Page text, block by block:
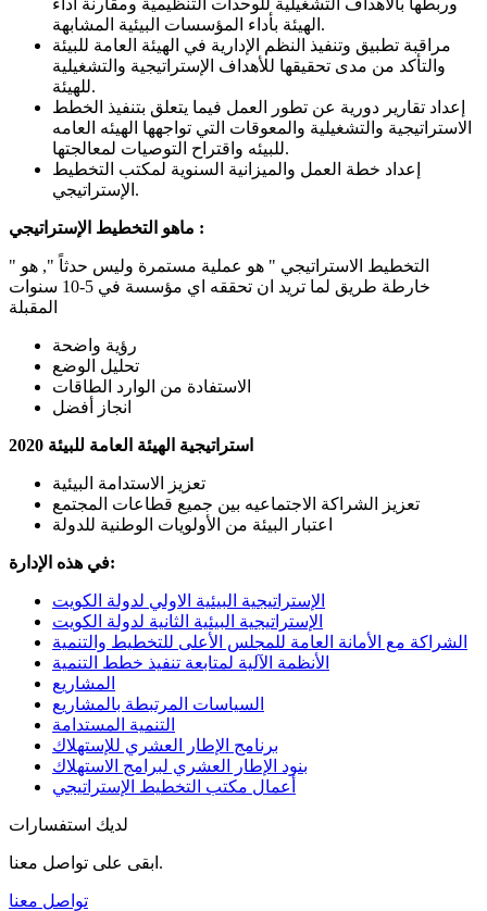
وربطها بالأهداف التشغيلية للوحدات التنظيمية ومقارنة أداء
الهيئة بأداء المؤسسات البيئية المشابهة.
مراقبة تطبيق وتنفيذ النظم الإدارية في الهيئة العامة للبيئة
والتأكد من مدى تحقيقها للأهداف الإستراتيجية والتشغيلية
للهيئة.
إعداد تقارير دورية عن تطور العمل فيما يتعلق بتنفيذ الخطط
الاستراتيجية والتشغيلية والمعوقات التي تواجهها الهيئه العامه
للبيئه واقتراح التوصيات لمعالجتها.
إعداد خطة العمل والميزانية السنوية لمكتب التخطيط
الإستراتيجي.
ماهو التخطيط الإستراتيجي :
" التخطيط الاستراتيجي " هو عملية مستمرة وليس حدثاً ", هو
خارطة طريق لما تريد ان تحققه اي مؤسسة في 5-10 سنوات
المقبلة
رؤية واضحة
تحليل الوضع
الاستفادة من الوارد الطاقات
انجاز أفضل
استراتيجية الهيئة العامة للبيئة 2020
تعزيز الاستدامة البيئية
تعزيز الشراكة الاجتماعيه بين جميع قطاعات المجتمع
اعتبار البيئة من الأولويات الوطنية للدولة
في هذه الإدارة:
الإستراتيجية البيئية الاولي لدولة الكويت
الإستراتيجية البيئية الثانية لدولة الكويت
الشراكة مع الأمانة العامة للمجلس الأعلى للتخطيط والتنمية
الأنظمة الآلية لمتابعة تنفيذ خطط التنمية
المشاريع
السياسات المرتبطة بالمشاريع
التنمية المستدامة
برنامج الإطار العشري للإستهلاك
بنود الإطار العشري لبرامج الاستهلاك
أعمال مكتب التخطیط الإستراتیجي
لديك استفسارات
ابقى على تواصل معنا.
تواصل معنا